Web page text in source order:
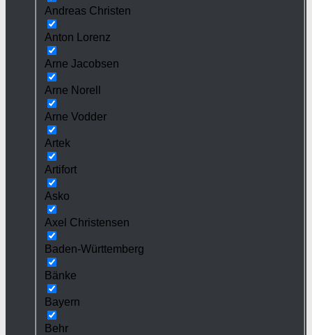
Andreas Christen
Anton Lorenz
Arne Jacobsen
Arne Norell
Arne Vodder
Artek
Artifort
Asko
Axel Christensen
Baden-Württemberg
Bänke
Bayern
Behr